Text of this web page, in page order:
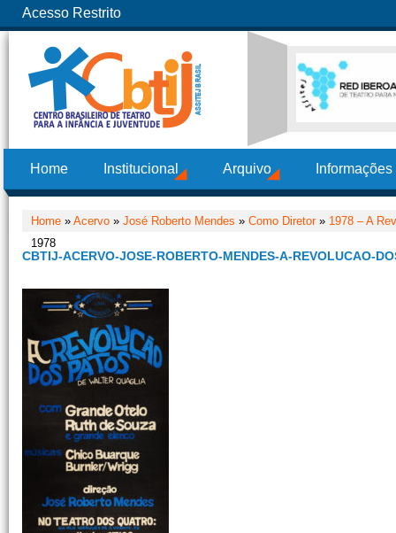
Acesso Restrito
Home Institucional Arquivo
Home » Acervo » José Roberto Mendes » Como Diretor» 1978 – A
1978
CBTIJ-ACERVO-JOSE-ROBERTO-MENDES-A-REVOLUCAO-